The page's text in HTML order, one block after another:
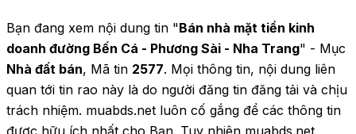
Bạn đang xem nội dung tin "Bán nhà mặt tiền kinh
doanh đường Bến Cá - Phương Sài - Nha Trang" - Mục
Nhà đất bán, Mã tin 2577. Mọi thông tin, nội dung liên
quan tới tin rao này là do người đăng tin đăng tải và chịu
trách nhiệm. muabds.net luôn cố gắng để các thông tin
được hữu ích nhất cho Bạn. Tuy nhiên muabds.net